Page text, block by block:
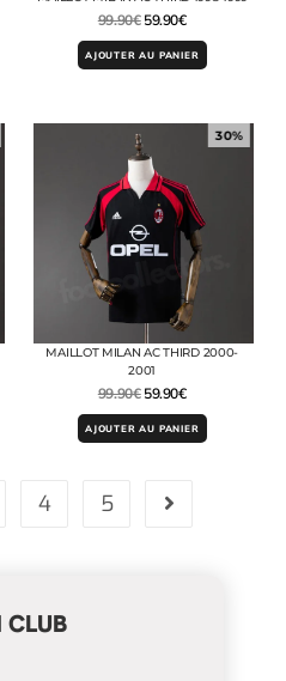
99.90€ 59.90€
AJOUTER AU PANIER
30%
MAILLOT MILAN AC THIRD 2000-
2001
99.90€ 59.90€
AJOUTER AU PANIER
4 5
CLUB